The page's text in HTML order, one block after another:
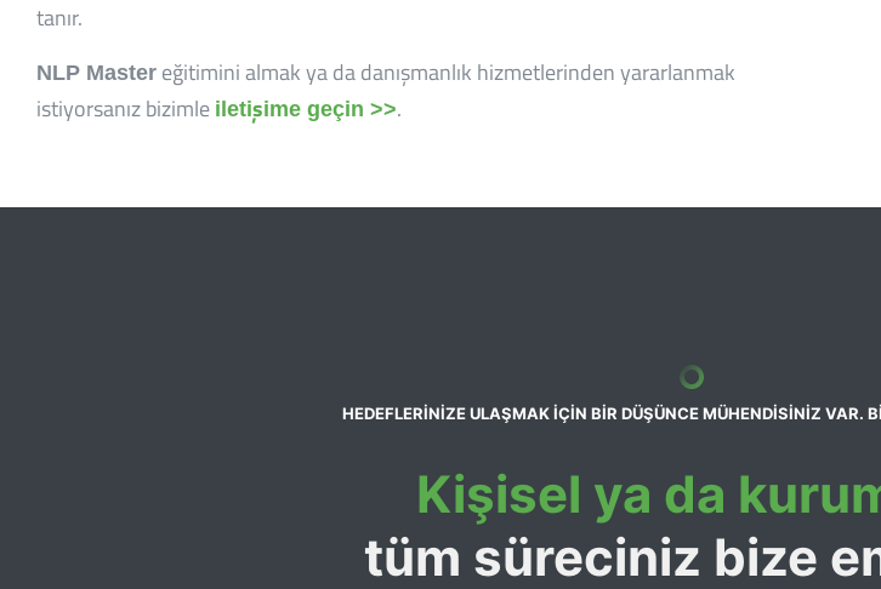
tanır.
NLP Master eğitimini almak ya da danışmanlık hizmetlerinden yararlanmak
istiyorsanız bizimle iletişime geçin >>.
HEDEFLERİNİZE ULAŞMAK İÇİN BİR DÜŞÜNCE MÜHENDİSİNİZ VAR.
Kişisel ya da
tüm süreciniz bize